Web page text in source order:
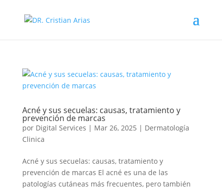
Acné y sus secuelas: causas, tratamiento y
prevención de marcas
por Digital Services | Mar 26, 2025 | Dermatología
Clinica
Acné y sus secuelas: causas, tratamiento y
prevención de marcas El acné es una de las
patologías cutáneas más frecuentes, pero también